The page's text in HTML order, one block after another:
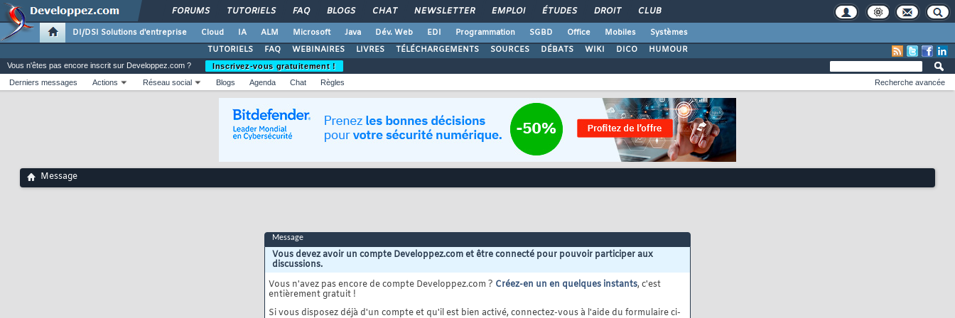
FORUMS TUTORIELS FAQ BLOGS CHAT NEWSLETTER EMPLOI ÉTUDES DROIT CLUB
DI/DSI Solutions d'entreprise Cloud IA ALM Microsoft Java Dév. Web EDI Programmation SGBD Office Mobiles
Systèmes
TUTORIELS
FAQ WEBINAIRES LIVRES TÉLÉCHARGEMENTS SOURCES DÉBATS WIKI DICO HUMOUR
Vous n'êtes pas encore inscrit sur Developpez.com ?
Inscrivez-vous gratuitement !
Derniers messages
Actions Réseau social Blogs Agenda Chat Règles Recherche avancée
Message
Message
Vous devez avoir un compte Developpez.com et être connecté pour pouvoir participer aux
discussions.
Vous n'avez pas encore de compte Developpez.com ? Créez-en un en quelques instants, c'est
entièrement gratuit !
Si vous disposez déjà d'un compte et qu'il est bien activé, connectez-vous à l'aide du formulaire ci-